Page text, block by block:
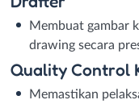
Membuat gambar
drawing secara
Quality Control
Memastikan